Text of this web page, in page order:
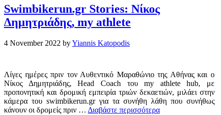
Swimbikerun.gr Stories: Νίκος
Δημητριάδης, my athlete
4 November 2022 byYiannis Katopodis
Λίγες ημέρες πριν τον Αυθεντικό Μαραθώνιο της Αθήνας και ο
Νίκος Δημητριάδης, Head Coach του my athlete hub, με
προπονητική και δρομική εμπειρία τριών δεκαετιών, μιλάει στην
κάμερα του swimbikerun.gr για τα συνήθη λάθη που συνήθως
κάνουν οι δρομείς πριν … Διαβάστε περισσότερα